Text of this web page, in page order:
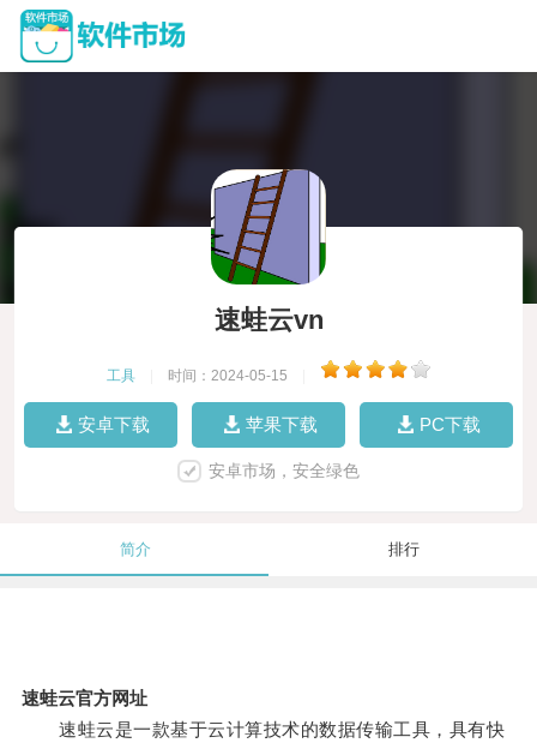
速蛙云vn
工具 时间：2024-05-15
安卓下载 苹果下载 PC下载
安卓市场，安全绿色
简介 排行
速蛙云官方网址
速蛙云是一款基于云计算技术的数据传输工具，具有快